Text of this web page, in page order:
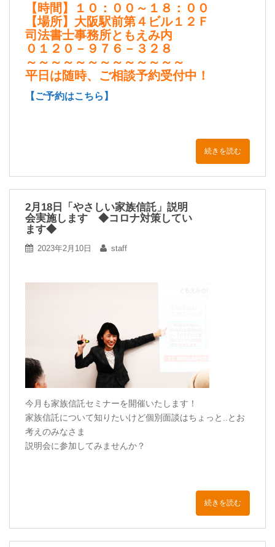
【時間】１０：００～１８：００
【場所】大阪駅前第４ビル１２Ｆ
司法書士事務所ともえみ内
０１２０－９７６－３２８
～～～～～～～～～～～～～
平日は随時、ご相談予約受付中！
【ご予約はこちら】
続きを読む
2月18日「やさしい家族信託」説明
会実施します ◆コロナ対策してい
ます◆
2023年2月10日 staff
今月も家族信託セミナーを開催いたします！
家族信託について知りたいけど個別面談はちょっと..とお
考えのみなさま
説明会に参加してみませんか？
続きを読む